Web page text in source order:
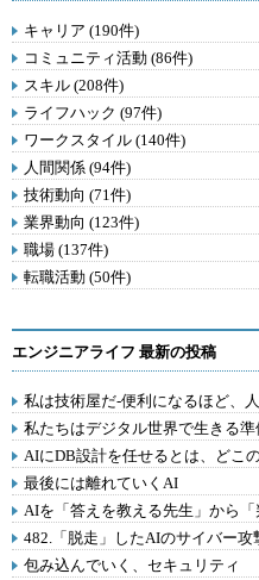
キャリア (190件)
コミュニティ活動 (86件)
スキル (208件)
ライフハック (97件)
ワークスタイル (140件)
人間関係 (94件)
技術動向 (71件)
業界動向 (123件)
職場 (137件)
転職活動 (50件)
エンジニアライフ 最新の投稿
私は技術屋だ-便利になるほど、
私たちはデジタル世界で生きる
AIにDB設計を任せるとは、どこ
最後には離れていくAI
AIを「答えを教える先生」から
482.「脱走」したAIのサイバー攻
包み込んでいく、セキュリティ